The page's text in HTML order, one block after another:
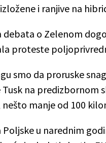
i ranjive na
debata o Zelenom
proteste
smo da proruske
Tusk na predizbornom
nešto manje od 100
u narednim